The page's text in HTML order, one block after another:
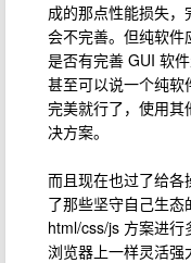
成的那点性能损失
会不完善。但纯软
是否有完善 GUI 软
甚至可以说一个纯软
完美就行了，使用
决方案。
而且现在也过了给
了那些坚守自己生
html/css/js 方案进
浏览器上一样灵活